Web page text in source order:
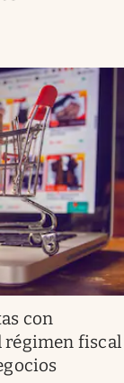
con
régimen fiscal